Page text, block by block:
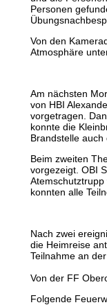
Personen
Von den
Atmosphäre
Am nächsten
von HBI
vorgetragen.
konnte die
Brandstelle auch
Beim zweiten
vorgezeigt. OBI
konnten alle
Nach zwei
die Heimreise
Teilnahme an
Von der FF
Folgende